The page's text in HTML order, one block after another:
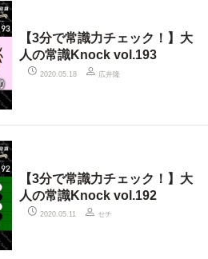
【3分で常識力チェック！】大
人の常識Knock vol.193
2020.05.18 広井隆
【3分で常識力チェック！】大
人の常識Knock vol.192
2020.05.11 セチ